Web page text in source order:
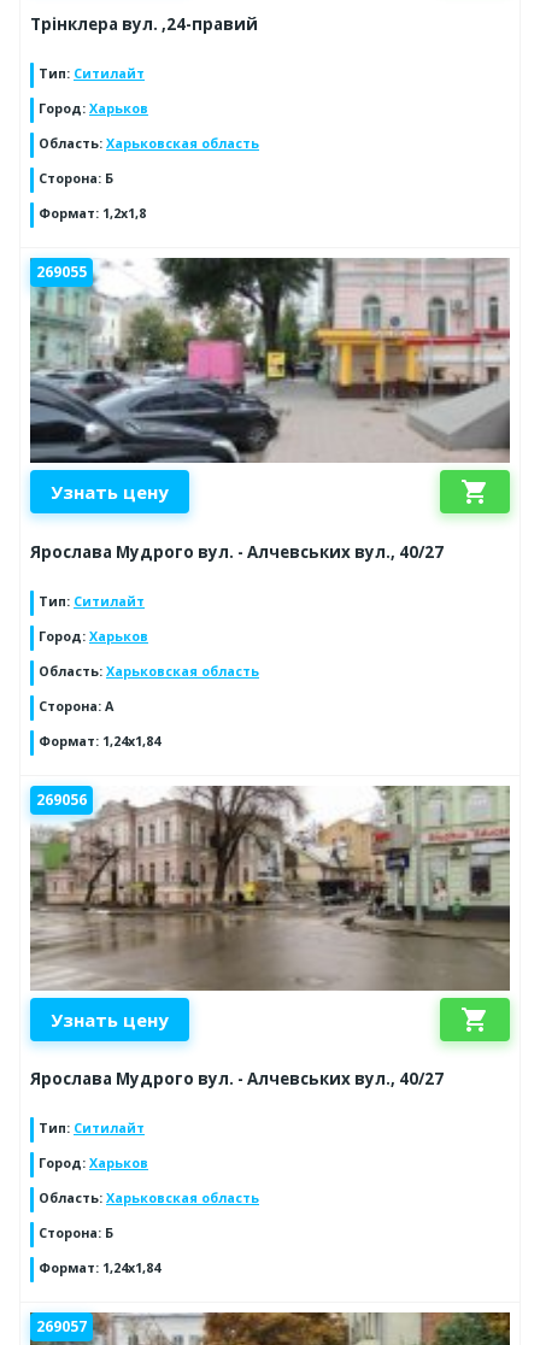
Трінклера вул. ,24-правий
Тип: Ситилайт
Город: Харьков
Область: Харьковская область
Сторона: Б
Формат: 1,2х1,8
269055
Узнать цену shopping_cart
Ярослава Мудрого вул. - Алчевських вул., 40/27
Тип: Ситилайт
Город: Харьков
Область: Харьковская область
Сторона: А
Формат: 1,24х1,84
269056
Узнать цену shopping_cart
Ярослава Мудрого вул. - Алчевських вул., 40/27
Тип: Ситилайт
Город: Харьков
Область: Харьковская область
Сторона: Б
Формат: 1,24х1,84
269057